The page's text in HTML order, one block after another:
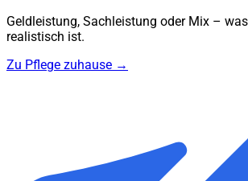
Geldleistung, Sachleistung oder Mix –
realistisch ist.
Zu Pflege zuhause →